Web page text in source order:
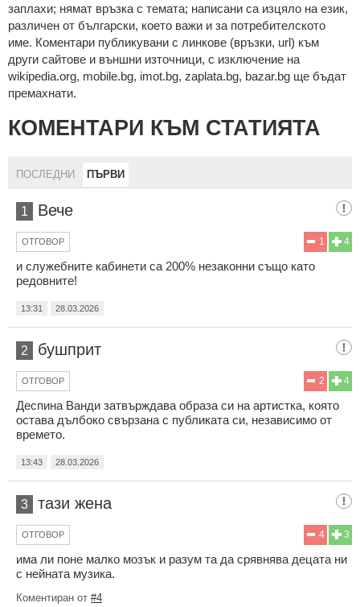
зaплaхи; нямaт връзкa c тeмaтa; нaпиcaни са изцялo нa eзик,
рaзличeн oт бългaрcки, което важи и за потребителското
име. Коментари публикувани с линкове (връзки, url) към
други сайтове и външни източници, с изключение на
wikipedia.org, mobile.bg, imot.bg, zaplata.bg, bazar.bg ще бъдат
премахнати.
КОМЕНТАРИ КЪМ СТАТИЯТА
ПОСЛЕДНИ ПЪРВИ
1 Вече
4
1
ОТГОВОР
и служебните кабинети са 200% незаконни също като
редовните!
13:31 28.03.2026
2 бушприт
4
2
ОТГОВОР
Деспина Ванди затвърждава образа си на артистка, която
остава дълбоко свързана с публиката си, независимо от
времето.
13:43 28.03.2026
3 тази жена
3
4
ОТГОВОР
има ли поне малко мозък и разум та да срявнява децата ни
с нейната музика.
Коментиран от #4